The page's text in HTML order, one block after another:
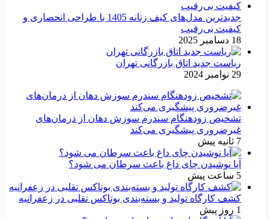
جدیدترین مدل‌های کیف زنانه 1405 با طراحی انحصاری و
کیفیت بی‌رقیب
18 دسامبر 2025
ریاست جدید اتاق بازرگانی تهران
29 نوامبر 2024
تشخیص زودهنگام سندرم سوزش دهان از درمان‌های
غیرضروری پیشگیری می‌کند
7 ثانیه پیش
آیا نوشیدن چای داغ باعث سرطان می شود؟
5 ساعت پیش
کشف کارگاه تولید و بسته‌بندی بوتاکس تقلبی در زعفرانیه
1 روز پیش